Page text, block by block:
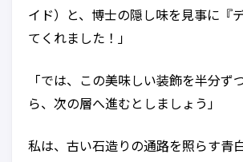
イド）と、博士の隠し味を見事に『
てくれました！」
「では、この美味しい装飾を半分ず
ら、次の層へ進むとしましょう」
私は、古い石造りの通路を照らす青